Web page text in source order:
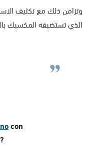
الذي تستضيفه المكسيك
con